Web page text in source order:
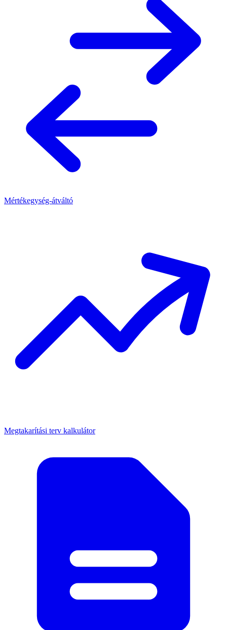
Mértékegység-átváltó
Megtakarítási terv kalkulátor